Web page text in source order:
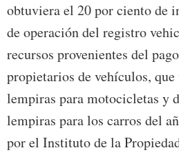
obtuviera el 20 por ciento de
de operación del registro
recursos provenientes del
propietarios de vehículos, que
lempiras para motocicletas y
lempiras para los carros del
por el Instituto de la